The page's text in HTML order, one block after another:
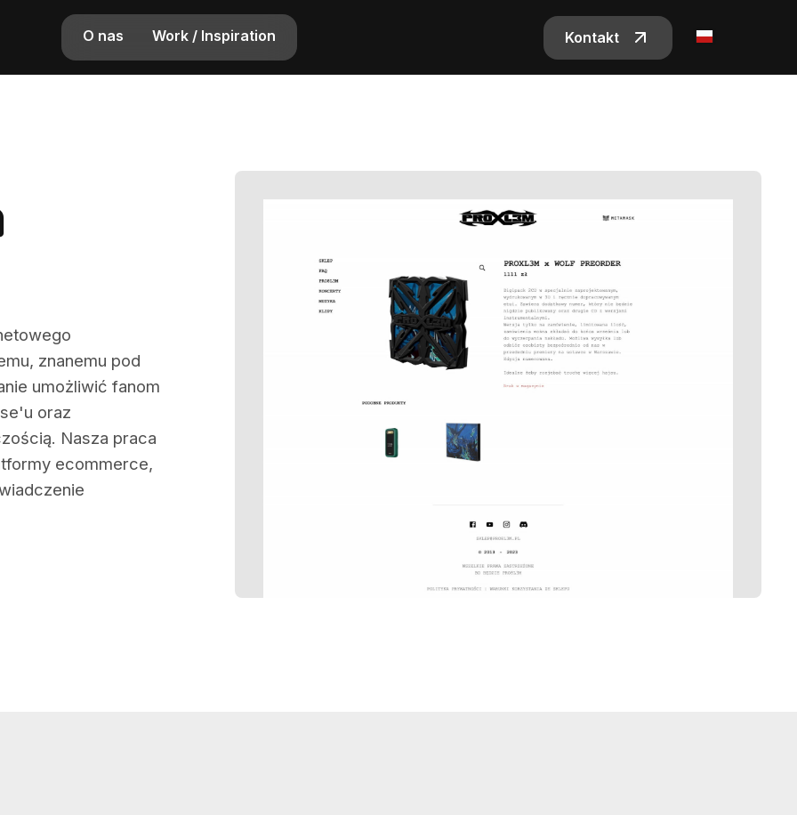
O nas Work / Inspiration Kontakt
znanemu pod
umożliwić fanom
oraz
Nasza praca
ecommerce,